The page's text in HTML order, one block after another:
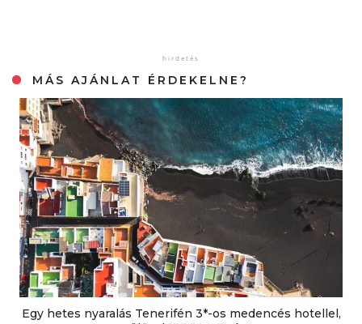
MÁS AJÁNLAT ÉRDEKELNE?
Egy hetes nyaralás Tenerifén 3*-os medencés hotellel,